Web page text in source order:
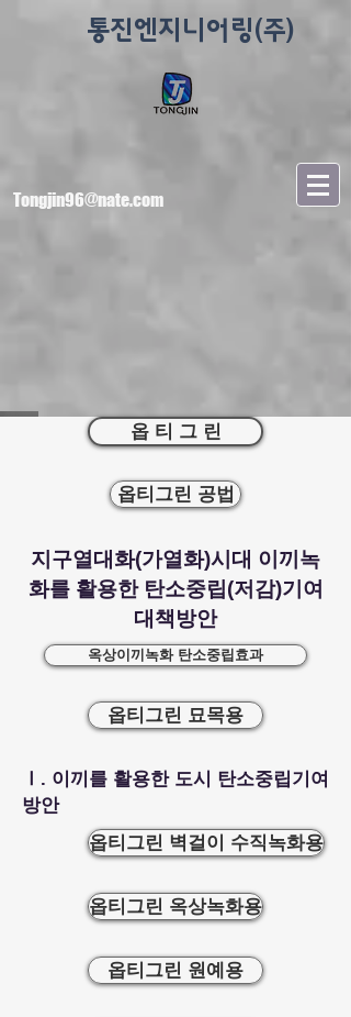
통진엔지니어링(주)
Tongjin96@nate.com
옵 티 그 린
옵티그린 공법
지구열대화(가열화)시대 이끼녹
화를 활용한 탄소중립(저감)기여
대책방안
옥상이끼녹화 탄소중립효과
옵티그린 묘목용
Ⅰ. 이끼를 활용한 도시 탄소중립기여
방안
옵티그린 벽걸이 수직녹화용
옵티그린 옥상녹화용
옵티그린 원예용